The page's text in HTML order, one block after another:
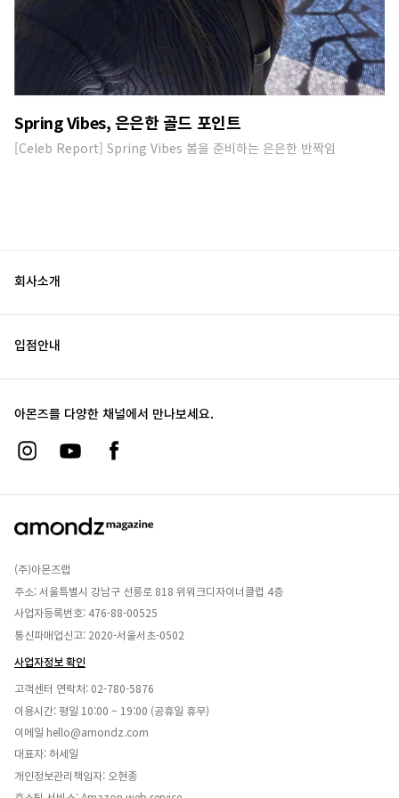
Spring Vibes, 은은한 골드 포인트
[Celeb Report] Spring Vibes 봄을 준비하는 은은한 반짝임
회사소개
입점안내
아몬즈를 다양한 채널에서 만나보세요.
(주)아몬즈랩
주소: 서울특별시 강남구 선릉로 818 위워크디자이너클럽 4층
사업자등록번호: 476-88-00525
통신파매업신고: 2020-서울서초-0502
사업자정보 확인
고객센터 연락처: 02-780-5876
이용시간: 평일 10:00 ~ 19:00 (공휴일 휴무)
이메일 hello@amondz.com
대표자: 허세일
개인정보관리책임자: 오현종